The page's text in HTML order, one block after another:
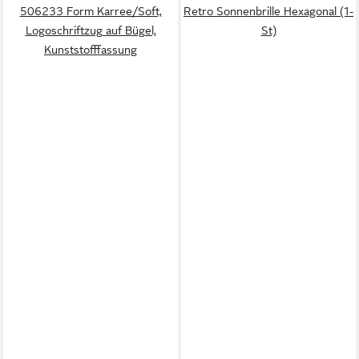
506233 Form Karree/Soft,
Logoschriftzug auf Bügel,
Kunststofffassung
Retro Sonnenbrille Hexagonal (1-
St)